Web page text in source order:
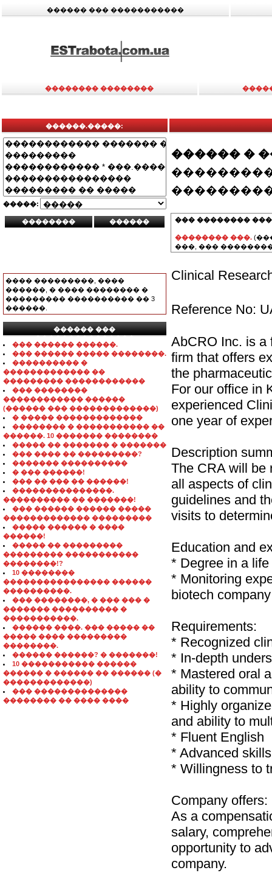
������ ��� �����������
�������� ��������
������.�����:
�����:
���� ���������, ����
������, � ���� �������� �
��������� ���������� �� 3
������.
������ ���
���������������
��� ������ ������.
��� ������ ����� ��������.
���������� �
������������� ��
��������� ������������
��� ��������
������������ ������
(������ ��� �������������)
� ����� �������������
�������� � ����������� ��
������. 10 ������� ��������
����� �� ������� � �������
��� ���� �� ���������?
������� ����������
� ��� ������!
��� �� ��� �� ������!
���������������.
���������� �� �������!
��� ������ ������ �����
������������� ���������
����� ������ � ����
������!
����� �� ���������
��������� �����������
��������!?
10 ��������
���������������� ������
����������.
��� ��������, � ��� ��� �
������� ���������� �
�����������.
������ ����. ��� ����� ��
����� ���� ���������
��������.
������ ������? � �������!
10 ����������� ������
������ � ������ �� ������ (�
�������������)
��� ��������������
�������� �� ���� ����
������ �
��� ��������
�������� ���.
���, ���
Clinical
Reference No:
AbCRO Inc. is a
firm that offers
the
For our office in
experienced
one year of
Description
The CRA will be
all aspects of
guidelines and
visits to
Education and
* Degree in a
* Monitoring
biotech company
Requirements:
* Recognized
* In-depth
* Mastered oral
ability to
* Highly
and ability to
* Fluent English
* Advanced
* Willingness to
Company offers:
As a
salary,
opportunity to
company.